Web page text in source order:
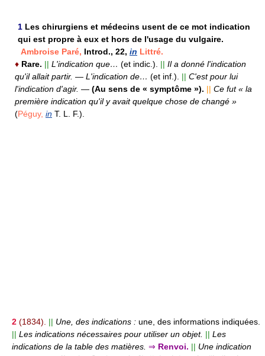
1 Les chirurgiens et médecins usent de ce mot indication
qui est propre à eux et hors de l'usage du vulgaire.
Ambroise Paré, Introd., 22, in Littré.
♦ Rare. || L'indication que… (et indic.). || Il a donné l'indication
qu'il allait partir. — L'indication de… (et inf.). || C'est pour lui
l'indication d'agir. — (Au sens de « symptôme »). || Ce fut « la
première indication qu'il y avait quelque chose de changé »
(Péguy, in T. L. F.).
2 (1834). || Une, des indications : une, des informations indiquées.
|| Les indications nécessaires pour utiliser un objet. || Les
indications de la table des matières. ⇒ Renvoi. || Une indication